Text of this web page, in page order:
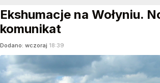
Ekshumacje na Wołyniu.
komunikat
Dodano: wczoraj 18:39